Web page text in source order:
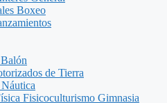
Boxeo
de Tierra
Fisicoculturismo Gimnasia